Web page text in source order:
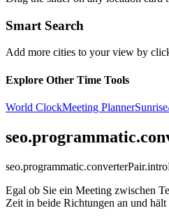
Smart Search
Add more cities to your view by
Explore Other Time Tools
World ClockMeeting Planner
Egal ob Sie ein Meeting zwischen
Zeit in beide Richtungen an und